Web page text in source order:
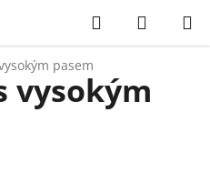
Hledat
KOŠÍK
pasem
vysokým